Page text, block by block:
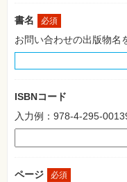
ミ
ン
ネ
ー
テ
ク
書名 必須
お問い合わせの出版物名
ISBNコード
入力例：978-4-295-
ページ 必須